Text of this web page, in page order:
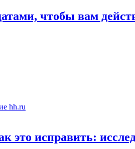
чтобы вам
это исправить: